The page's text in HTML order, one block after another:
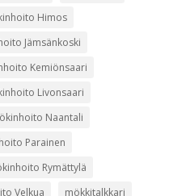
Himos
Jämsänkoski
Kemiönsaari
Livonsaari
Naantali
Parainen
Rymättylä
Velkua
mökkitalkkari